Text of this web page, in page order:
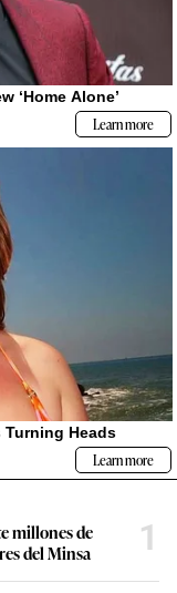
millones de
del Minsa
1